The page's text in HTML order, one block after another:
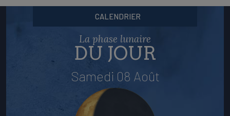
CALENDRIER
La phase lunaire
DU JOUR
Samedi 08 Août